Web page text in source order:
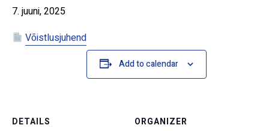
7. juuni, 2025
Võistlusjuhend
Add to calendar
DETAILS
ORGANIZER